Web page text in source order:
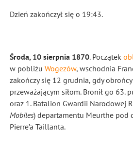
Dzień zakończył się o 19:43.
Środa, 10 sierpnia 1870. Początek
w pobliżu Wogezów, wschodnia
zakończy się 12 grudnia, gdy
przeważającym siłom. Bronił go 63.
oraz 1. Batalion Gwardii Narodowej
Mobiles) departamentu Meurthe pod
Pierre’a Taillanta.